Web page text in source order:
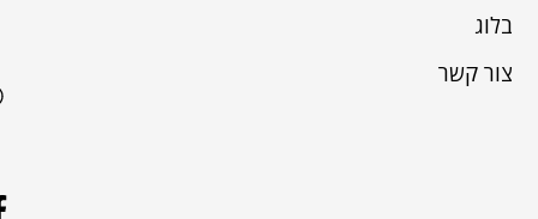
בלוג
צור קשר